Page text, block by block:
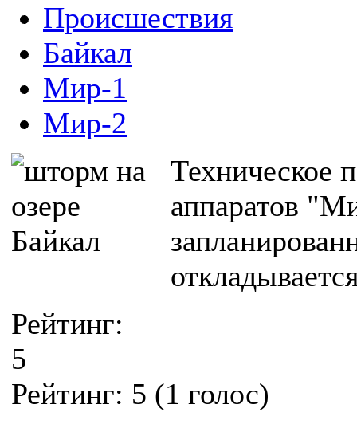
Происшествия
Байкал
Мир-1
Мир-2
Техническое
аппаратов
Рейтинг:
5
Рейтинг: 5 (1 голос)